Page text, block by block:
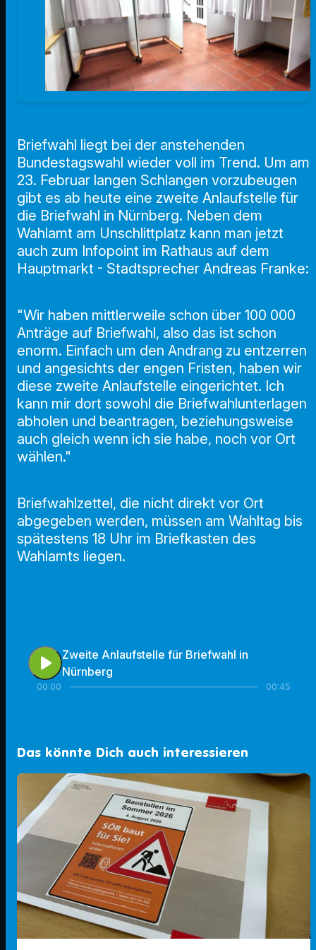
Briefwahl liegt bei der anstehenden
Bundestagswahl wieder voll im Trend. Um am
23. Februar langen Schlangen vorzubeugen
gibt es ab heute eine zweite Anlaufstelle für
die Briefwahl in Nürnberg. Neben dem
Wahlamt am Unschlittplatz kann man jetzt
auch zum Infopoint im Rathaus auf dem
Hauptmarkt - Stadtsprecher Andreas Franke:
"Wir haben mittlerweile schon über 100 000
Anträge auf Briefwahl, also das ist schon
enorm. Einfach um den Andrang zu entzerren
und angesichts der engen Fristen, haben wir
diese zweite Anlaufstelle eingerichtet. Ich
kann mir dort sowohl die Briefwahlunterlagen
abholen und beantragen, beziehungsweise
auch gleich wenn ich sie habe, noch vor Ort
wählen."
Briefwahlzettel, die nicht direkt vor Ort
abgegeben werden, müssen am Wahltag bis
spätestens 18 Uhr im Briefkasten des
Wahlamts liegen.
play_arrow
Zweite Anlaufstelle für Briefwahl in
Nürnberg
00:00 00:45
Das könnte Dich auch interessieren